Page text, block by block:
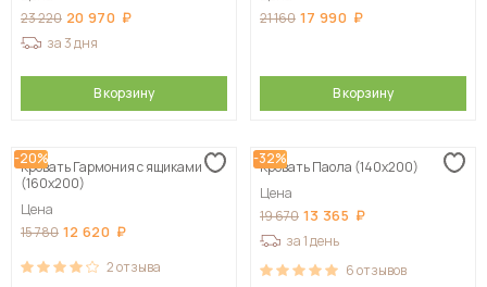
23 220 20 970
за 3 дня
В корзину
21 160 17 990
В корзину
-20%
Кровать Гармония с ящиками
(160х200)
Цена
15 780 12 620
2отзыва
-32%
Кровать Паола (140х200)
Цена
19 670 13 365
за 1 день
6отзывов